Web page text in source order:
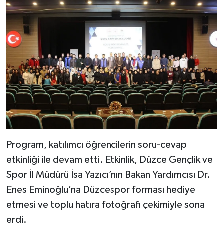
Program, katılımcı öğrencilerin soru-cevap
etkinliği ile devam etti. Etkinlik, Düzce Gençlik ve
Spor İl Müdürü İsa Yazıcı’nın Bakan Yardımcısı Dr.
Enes Eminoğlu’na Düzcespor forması hediye
etmesi ve toplu hatıra fotoğrafı çekimiyle sona
erdi.